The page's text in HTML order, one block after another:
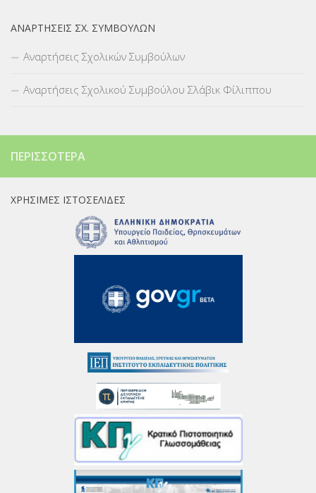
ΑΝΑΡΤΉΣΕΙΣ ΣΧ. ΣΥΜΒΟΎΛΩΝ
Αναρτήσεις Σχολικών Συμβούλων
Αναρτήσεις Σχολικού Συμβούλου Σλάβικ Φίλιππου
ΠΕΡΙΣΣΌΤΕΡΑ
ΧΡΉΣΙΜΕΣ ΙΣΤΟΣΕΛΊΔΕΣ